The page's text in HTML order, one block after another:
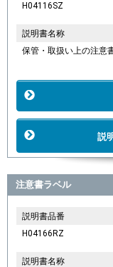
H04116SZ
説明書名称
保管・取扱い上の注意
説
注意書ラベル
説明書品番
H04166RZ
説明書名称